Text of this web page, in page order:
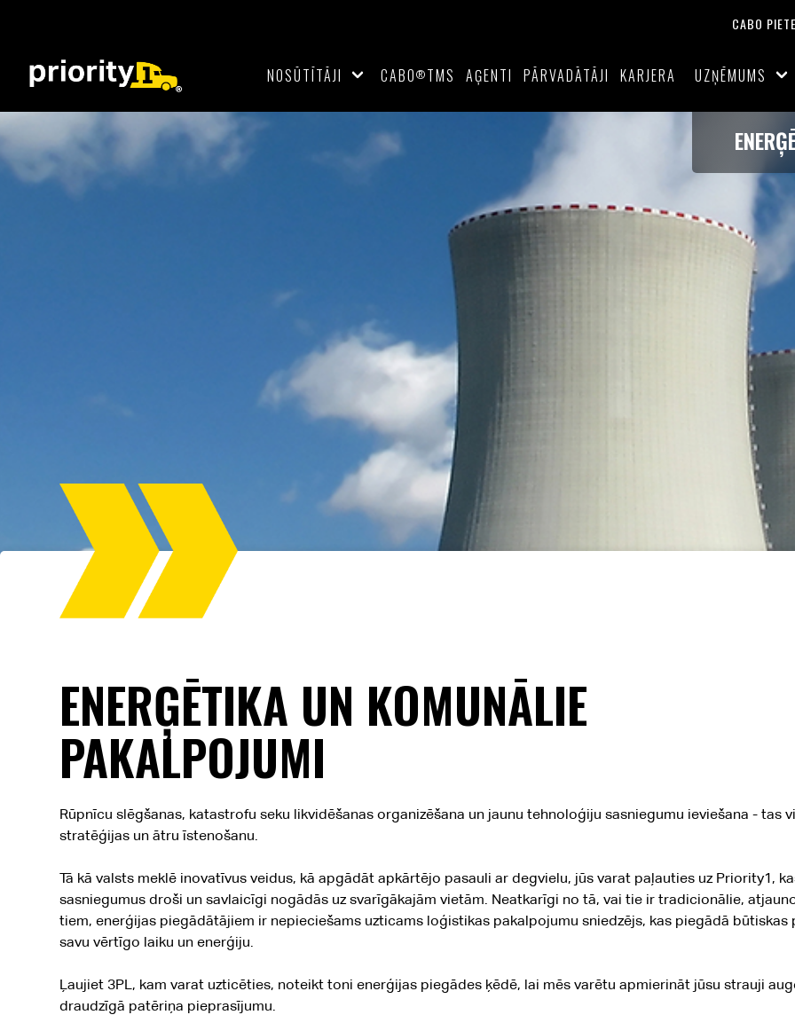
CABO
NOSŪTĪTĀJI CABO®TMS AĢENTI PĀRVADĀTĀJI KARJERA UZŅĒMUMS
ENERĢĒTIKA UN KOMUNĀLIE
PAKALPOJUMI
Rūpnīcu slēgšanas, katastrofu seku likvidēšanas organizēšana un jaunu tehnoloģiju sasniegumu ieviešana - tas
stratēģijas un ātru īstenošanu.
Tā kā valsts meklē inovatīvus veidus, kā apgādāt apkārtējo pasauli ar degvielu, jūs varat paļauties uz Priority1,
sasniegumus droši un savlaicīgi nogādās uz svarīgākajām vietām. Neatkarīgi no tā, vai tie ir tradicionālie,
tiem, enerģijas piegādātājiem ir nepieciešams uzticams loģistikas pakalpojumu sniedzējs, kas piegādā būtiskas
savu vērtīgo laiku un enerģiju.
Ļaujiet 3PL, kam varat uzticēties, noteikt toni enerģijas piegādes ķēdē, lai mēs varētu apmierināt jūsu strauji
draudzīgā patēriņa pieprasījumu.